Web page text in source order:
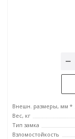
Внешн. размеры, мм *
Вес, кг
Тип замка
Взломостойкость